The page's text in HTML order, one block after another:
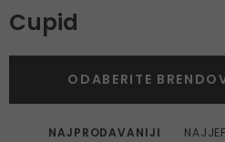
Cupid
NAJPRODAVANIJI
ODABERITE